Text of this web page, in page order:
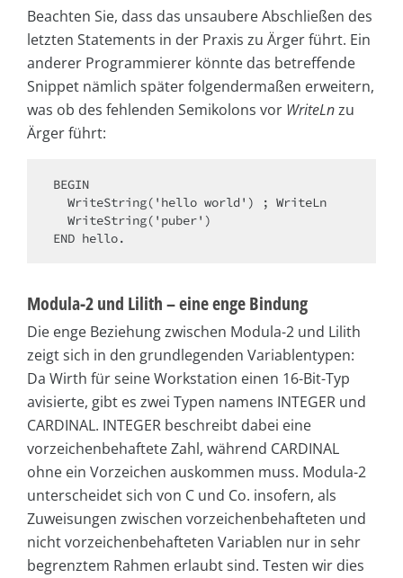
Beachten Sie, dass das unsaubere Abschließen des
letzten Statements in der Praxis zu Ärger führt. Ein
anderer Programmierer könnte das betreffende
Snippet nämlich später folgendermaßen erweitern,
was ob des fehlenden Semikolons vor WriteLnzu
Ärger führt:
BEGIN
END hello.
Modula-2 und Lilith – eine enge Bindung
Die enge Beziehung zwischen Modula-2 und Lilith
zeigt sich in den grundlegenden Variablentypen:
Da Wirth für seine Workstation einen 16-Bit-Typ
avisierte, gibt es zwei Typen namens INTEGER und
CARDINAL. INTEGER beschreibt dabei eine
vorzeichenbehaftete Zahl, während CARDINAL
ohne ein Vorzeichen auskommen muss. Modula-2
unterscheidet sich von C und Co. insofern, als
Zuweisungen zwischen vorzeichenbehafteten und
nicht vorzeichenbehafteten Variablen nur in sehr
begrenztem Rahmen erlaubt sind. Testen wir dies